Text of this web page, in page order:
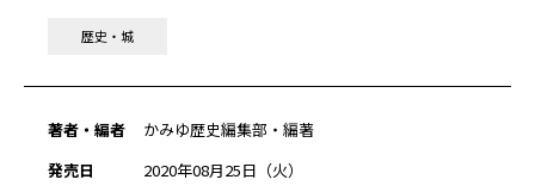
歴史・城
著者・編者
かみゆ歴史編集部・編著
発売日
2020年08月25日（火）